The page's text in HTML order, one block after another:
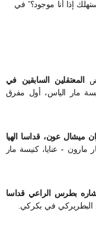
إذا أنا موجود؟” في
المعتقلين السابقين في
مار الياس، أول مفرق
ميشال عون، قداسا الهيا
مارون – عنايا، كنيسة مار
بشاره بطرس الراعي قداسا
البطريركي في بكركي.